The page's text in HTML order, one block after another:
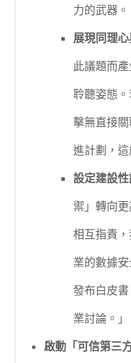
力的武器。
展現同理心
此議題而
聆聽姿態
擊無直接
進計劃，
設定建設性
禦」轉向
相互指責
業的數據
發布白皮
業討論。」
啟動「可信第三